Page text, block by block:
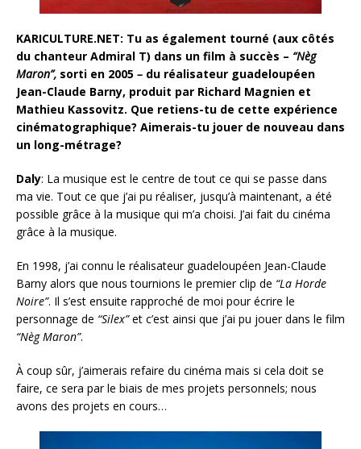
KARICULTURE.NET: Tu as également tourné (aux côtés
du chanteur Admiral T) dans un film à succès – “Nèg
Maron”, sorti en 2005 – du réalisateur guadeloupéen
Jean-Claude Barny, produit par Richard Magnien et
Mathieu Kassovitz. Que retiens-tu de cette expérience
cinématographique? Aimerais-tu jouer de nouveau dans
un long-métrage?
Daly: La musique est le centre de tout ce qui se passe dans
ma vie. Tout ce que j’ai pu réaliser, jusqu’à maintenant, a été
possible grâce à la musique qui m’a choisi. J’ai fait du cinéma
grâce à la musique.
En 1998, j’ai connu le réalisateur guadeloupéen Jean-Claude
Barny alors que nous tournions le premier clip de “La Horde
Noire”. Il s’est ensuite rapproché de moi pour écrire le
personnage de “Silex”et c’est ainsi que j’ai pu jouer dans le film
“Nèg Maron”.
À coup sûr, j’aimerais refaire du cinéma mais si cela doit se
faire, ce sera par le biais de mes projets personnels; nous
avons des projets en cours…